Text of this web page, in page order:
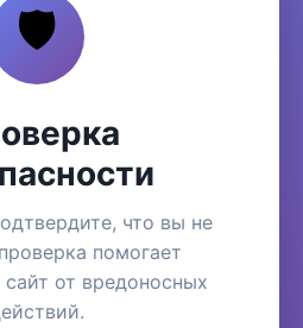
🛡️
что вы не
помогает
от вредоносных